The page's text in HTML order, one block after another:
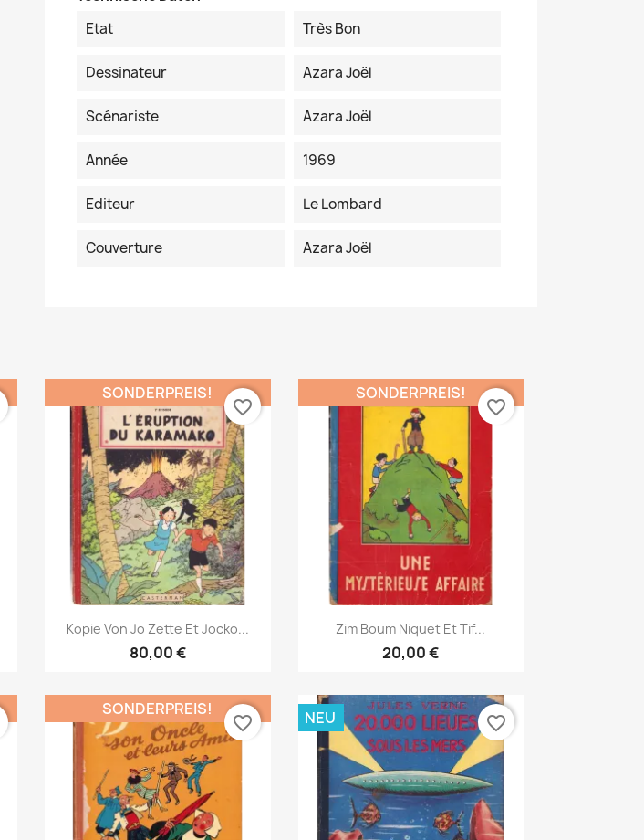
Etat
Très Bon
Dessinateur Azara Joël
Scénariste Azara Joël
Année 1969
Editeur Le Lombard
Couverture Azara Joël
 Vorschau
Kopie Von Jo Zette Et Jocko...
80,00 €
SONDERPREIS!
favorite_border
Vorschau
Zim Boum Niquet Et Tif...
20,00 €
SONDERPREIS!
favorite_border
SONDERPREIS!
favorite_border NEU favorite_border